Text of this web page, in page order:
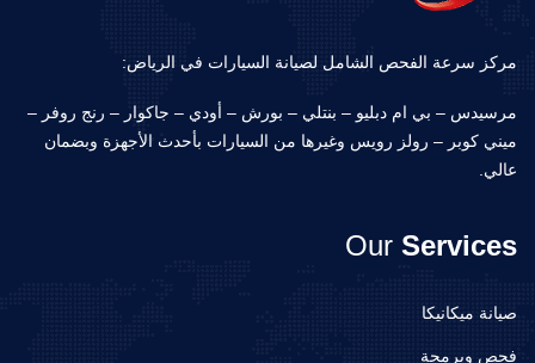
مركز سرعة الفحص الشامل لصيانة السيارات في الرياض:
مرسيدس – بي ام دبليو – بنتلي – بورش – أودي – جاكوار – رنج روفر –
ميني كوبر – رولز رويس وغيرها من السيارات بأحدث الأجهزة وبضمان
عالي.
Our Services
صيانة ميكانيكا
فحص وبرمجة